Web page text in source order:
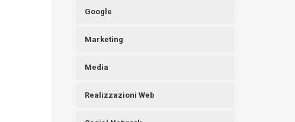
Google
Marketing
Media
Realizzazioni Web